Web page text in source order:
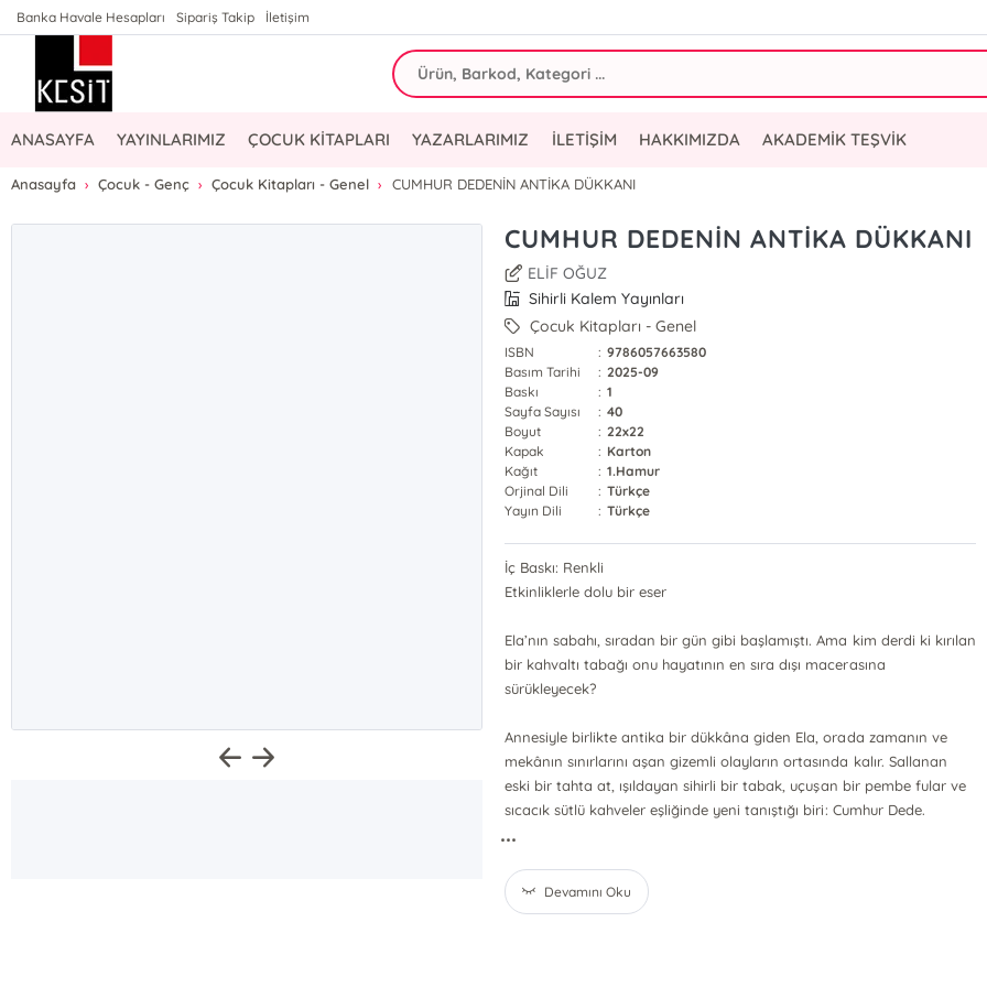
Banka Havale Hesapları Sipariş Takip İletişim
ANASAYFA YAYINLARIMIZ ÇOCUK KİTAPLARI YAZARLARIMIZ İLETİŞİM HAKKIMIZDA AKADEMİK TEŞVİK
Anasayfa Çocuk - Genç Çocuk Kitapları - Genel CUMHUR DEDENİN ANTİKA DÜKKANI
CUMHUR DEDENİN ANTİKA DÜKKANI
ELİF OĞUZ
Sihirli Kalem Yayınları
Çocuk Kitapları - Genel
ISBN : 9786057663580
Basım Tarihi
: 2025-09
Baskı
: 1
Sayfa Sayısı
: 40
Boyut
: 22x22
Kapak
: Karton
Kağıt
: 1.Hamur
Orjinal Dili
: Türkçe
Yayın Dili
: Türkçe
İç Baskı: Renkli
Etkinliklerle dolu bir eser
Ela’nın sabahı, sıradan bir gün gibi başlamıştı. Ama kim derdi ki kırılan
bir kahvaltı tabağı onu hayatının en sıra dışı macerasına
sürükleyecek?
Annesiyle birlikte antika bir dükkâna giden Ela, orada zamanın ve
mekânın sınırlarını aşan gizemli olayların ortasında kalır. Sallanan
eski bir tahta at, ışıldayan sihirli bir tabak, uçuşan bir pembe fular ve
sıcacık sütlü kahveler eşliğinde yeni tanıştığı biri: Cumhur Dede.
...
Devamını Oku